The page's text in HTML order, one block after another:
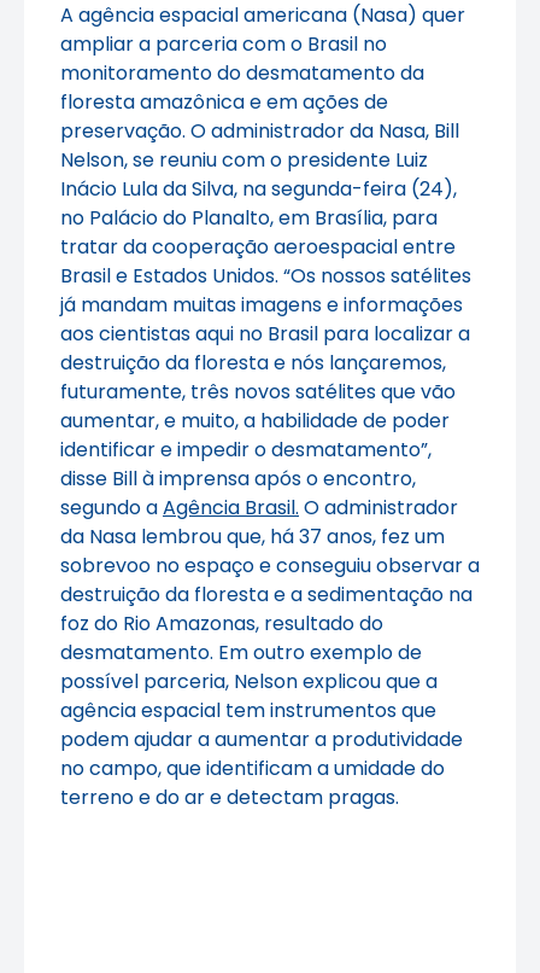
A agência espacial americana (Nasa) quer
ampliar a parceria com o Brasil no
monitoramento do desmatamento da
floresta amazônica e em ações de
preservação. O administrador da Nasa, Bill
Nelson, se reuniu com o presidente Luiz
Inácio Lula da Silva, na segunda-feira (24),
no Palácio do Planalto, em Brasília, para
tratar da cooperação aeroespacial entre
Brasil e Estados Unidos. “Os nossos satélites
já mandam muitas imagens e informações
aos cientistas aqui no Brasil para localizar a
destruição da floresta e nós lançaremos,
futuramente, três novos satélites que vão
aumentar, e muito, a habilidade de poder
identificar e impedir o desmatamento”,
disse Bill à imprensa após o encontro,
segundo aAgência Brasil. O administrador
da Nasa lembrou que, há 37 anos, fez um
sobrevoo no espaço e conseguiu observar a
destruição da floresta e a sedimentação na
foz do Rio Amazonas, resultado do
desmatamento. Em outro exemplo de
possível parceria, Nelson explicou que a
agência espacial tem instrumentos que
podem ajudar a aumentar a produtividade
no campo, que identificam a umidade do
terreno e do ar e detectam pragas.